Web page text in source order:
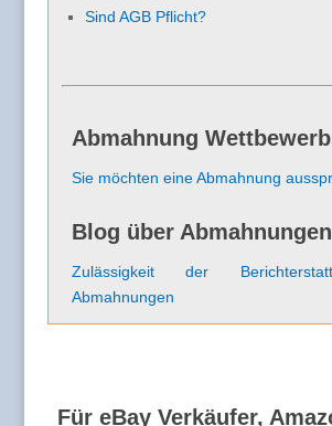
Sind AGB Pflicht?
Abmahnung
Sie möchten eine Abmahnung
Blog über Abmahnungen
Zulässigkeit der
Abmahnungen
Für eBay Verkäufer,